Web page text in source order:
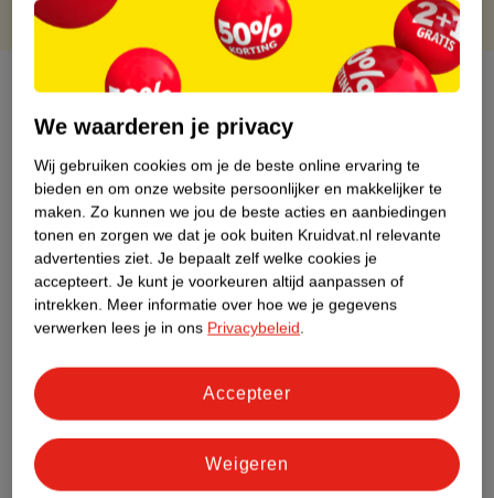
Over dit product
Productinformatie
Nature Impact Score
Dit product heeft (nog) geen Nature
Impact Score.
Meer informatie
Bestel & Bezorginformatie
Bekijk ook
We waarderen je privacy
Wij gebruiken cookies om je de beste online ervaring te
bieden en om onze website persoonlijker en makkelijker te
maken. Zo kunnen we jou de beste acties en aanbiedingen
tonen en zorgen we dat je ook buiten Kruidvat.nl relevante
advertenties ziet. Je bepaalt zelf welke cookies je
accepteert. Je kunt je voorkeuren altijd aanpassen of
intrekken. Meer informatie over hoe we je gegevens
verwerken lees je in ons Privacybeleid.
Weigeren
Accepteer